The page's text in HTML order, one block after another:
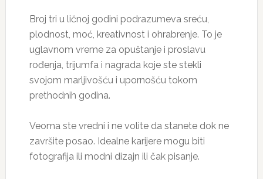
Broj tri u ličnoj godini podrazumeva sreću,
plodnost, moć, kreativnost i ohrabrenje. To je
uglavnom vreme za opuštanje i proslavu
rođenja, trijumfa i nagrada koje ste stekli
svojom marljivošću i upornošću tokom
prethodnih godina.
Veoma ste vredni i ne volite da stanete dok ne
završite posao. Idealne karijere mogu biti
fotografija ili modni dizajn ili čak pisanje.